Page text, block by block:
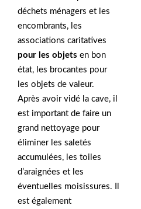
déchets ménagers et les
encombrants, les
associations caritatives
pour les objets en bon
état, les brocantes pour
les objets de valeur.
Après avoir vidé la cave, il
est important de faire un
grand nettoyage pour
éliminer les saletés
accumulées, les toiles
d’araignées et les
éventuelles moisissures. Il
est également